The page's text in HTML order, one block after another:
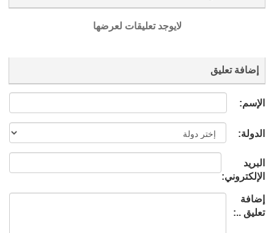
لايوجد تعليقات لعرضها
إضافة تعليق
الإسم:
الدولة:
البريد
الإلكتروني:
إضافة
تعليق ..: